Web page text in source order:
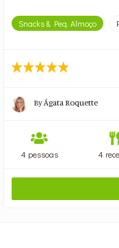
Snacks & Peq. Almoço
By Ágata Roquette
4 pessoas 4